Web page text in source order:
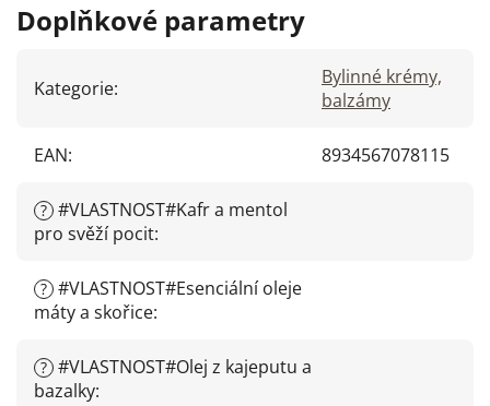
Doplňkové parametry
Kategorie:
Bylinné krémy,
balzámy
EAN: 8934567078115
? #VLASTNOST#Kafr a mentol
pro svěží pocit:
? #VLASTNOST#Esenciální oleje
máty a skořice:
? #VLASTNOST#Olej z kajeputu a
bazalky: